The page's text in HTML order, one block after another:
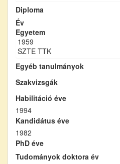
Diploma
Év
Egyetem
1959
SZTE TTK
Egyéb tanulmányok
Szakvizsgák
Habilitáció éve
1994
Kandidátus éve
1982
PhD éve
Tudományok doktora év